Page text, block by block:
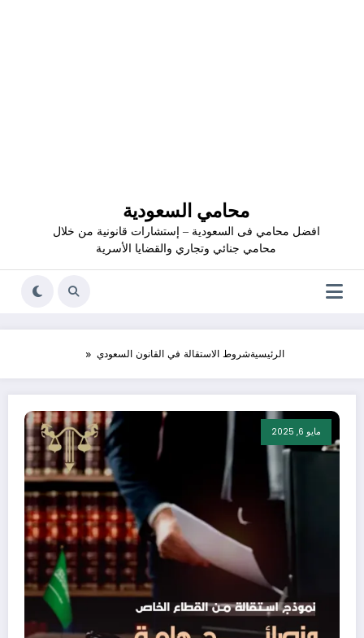
محامي السعودية
افضل محامي فى السعودية – إستشارات قانونية من خلال
محامي جنائي وتجاري والقضايا الأسرية
الرئيسيةشروط الاستقالة في القانون السعودي
مايو 6, 2025